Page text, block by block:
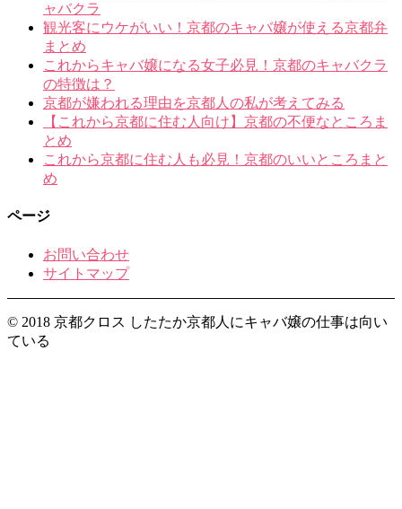
ャバクラ
観光客にウケがいい！京都のキャバ嬢が使える京都弁
まとめ
これからキャバ嬢になる女子必見！京都のキャバクラ
の特徴は？
京都が嫌われる理由を京都人の私が考えてみる
【これから京都に住む人向け】京都の不便なところま
とめ
これから京都に住む人も必見！京都のいいところまと
め
ページ
お問い合わせ
サイトマップ
© 2018 京都クロス したたか京都人にキャバ嬢の仕事は向い
ている